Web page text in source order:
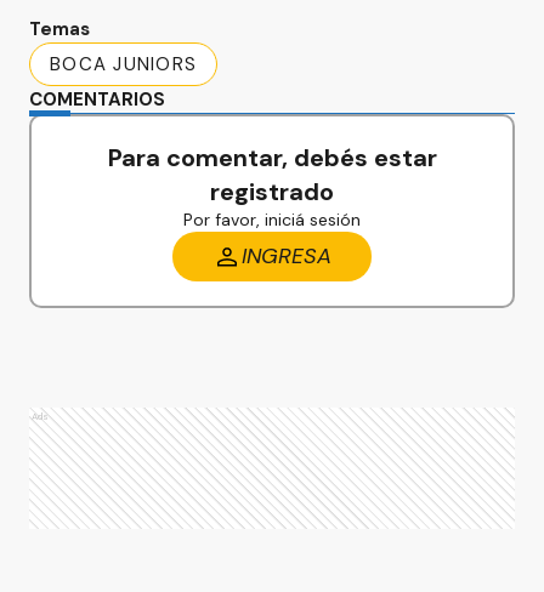
Temas
BOCA JUNIORS
COMENTARIOS
Para comentar, debés estar
registrado
Por favor, iniciá sesión
INGRESA
Ads